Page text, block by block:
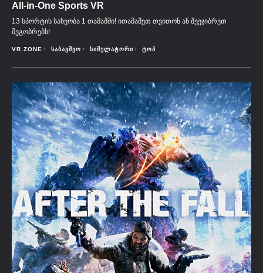
All-in-One Sports VR
13 სპორტის სახეობა 1 თამაშში! ითამაშეთ თვითონ ან შეეჯიბრეთ
მეგობრებს!
VR ZONE ᲡᲐᲑᲐᲕᲨᲕᲝ ᲡᲘᲛᲣᲚᲐᲢᲝᲠᲘ ᲢᲝᲞ